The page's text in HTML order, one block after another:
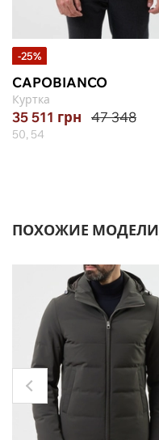
-25%
CAPOBIANCO
Куртка
35 511 грн 47 348
50, 54
ПОХОЖИЕ МОДЕЛИ